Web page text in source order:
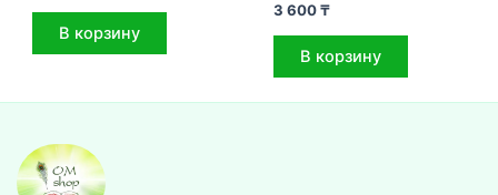
В корзину
3 600₸
В корзину